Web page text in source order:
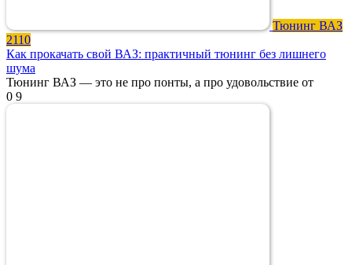
Тюнинг ВАЗ
2110
Как прокачать свой ВАЗ: практичный тюнинг без лишнего
шума
Тюнинг ВАЗ — это не про понты, а про удовольствие от
0 9